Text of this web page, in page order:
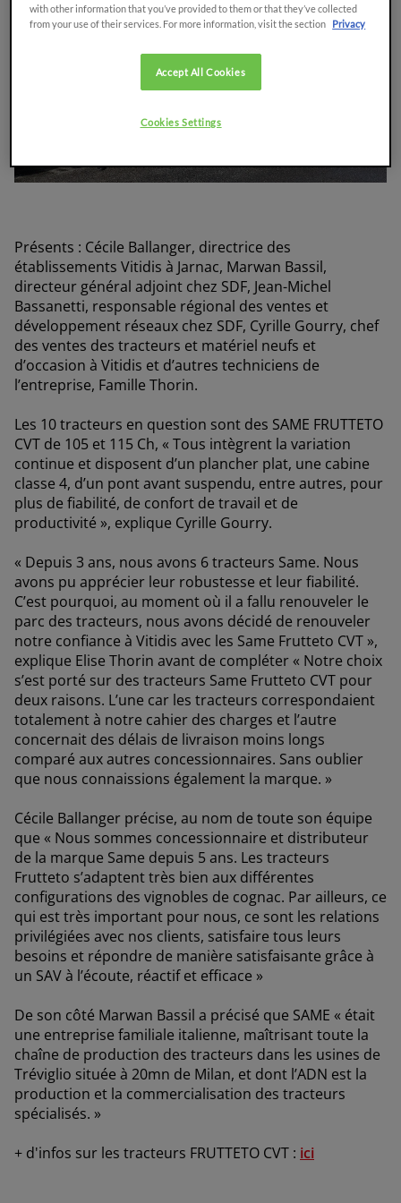
Présents : Cécile Ballanger, directrice des
établissements Vitidis à Jarnac, Marwan Bassil,
directeur général adjoint chez SDF, Jean-Michel
Bassanetti, responsable régional des ventes et
développement réseaux chez SDF, Cyrille Gourry, chef
des ventes des tracteurs et matériel neufs et
d’occasion à Vitidis et d’autres techniciens de
l’entreprise, Famille Thorin.
Les 10 tracteurs en question sont des SAME FRUTTETO
CVT de 105 et 115 Ch, « Tous intègrent la variation
continue et disposent d’un plancher plat, une cabine
classe 4, d’un pont avant suspendu, entre autres, pour
plus de fiabilité, de confort de travail et de
productivité », explique Cyrille Gourry.
« Depuis 3 ans, nous avons 6 tracteurs Same. Nous
avons pu apprécier leur robustesse et leur fiabilité.
C’est pourquoi, au moment où il a fallu renouveler le
parc des tracteurs, nous avons décidé de renouveler
notre confiance à Vitidis avec les Same Frutteto CVT »,
explique Elise Thorin avant de compléter « Notre choix
s’est porté sur des tracteurs Same Frutteto CVT pour
deux raisons. L’une car les tracteurs correspondaient
totalement à notre cahier des charges et l’autre
concernait des délais de livraison moins longs
comparé aux autres concessionnaires. Sans oublier
que nous connaissions également la marque. »
Cécile Ballanger précise, au nom de toute son équipe
que « Nous sommes concessionnaire et distributeur
de la marque Same depuis 5 ans. Les tracteurs
Frutteto s’adaptent très bien aux différentes
configurations des vignobles de cognac. Par ailleurs, ce
qui est très important pour nous, ce sont les relations
privilégiées avec nos clients, satisfaire tous leurs
besoins et répondre de manière satisfaisante grâce à
un SAV à l’écoute, réactif et efficace »
De son côté Marwan Bassil a précisé que SAME « était
une entreprise familiale italienne, maîtrisant toute la
chaîne de production des tracteurs dans les usines de
Tréviglio située à 20mn de Milan, et dont l’ADN est la
production et la commercialisation des tracteurs
spécialisés. »
+ d'infos sur les tracteurs FRUTTETO CVT : ici
with other information that you’ve provided to them or that they’ve collected
from your use of their services. For more information, visit the section
Privacy
Accept All Cookies
Cookies Settings